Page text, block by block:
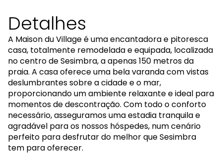
Detalhes
A Maison du Village é uma encantadora e pitoresca
casa, totalmente remodelada e equipada, localizada
no centro de Sesimbra, a apenas 150 metros da
praia. A casa oferece uma bela varanda com vistas
deslumbrantes sobre a cidade e o mar,
proporcionando um ambiente relaxante e ideal para
momentos de descontração. Com todo o conforto
necessário, asseguramos uma estadia tranquila e
agradável para os nossos hóspedes, num cenário
perfeito para desfrutar do melhor que Sesimbra
tem para oferecer.